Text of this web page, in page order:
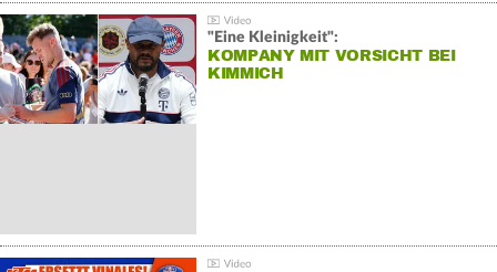
"Eine Kleinigkeit":
KOMPANY MIT VORSICHT BEI
KIMMICH